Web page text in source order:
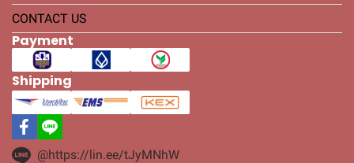
CONTACT US
Payment
Shipping
@https://lin.ee/tJyMNhW